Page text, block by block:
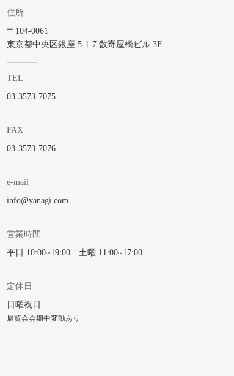
住所
〒104-0061
東京都中央区銀座 5-1-7 数寄屋橋ビル 3F
TEL
03-3573-7075
FAX
03-3573-7076
e-mail
info@yanagi.com
営業時間
平日 10:00~19:00 土曜 11:00~17:00
定休日
日曜祝日
展覧会会期中変動あり